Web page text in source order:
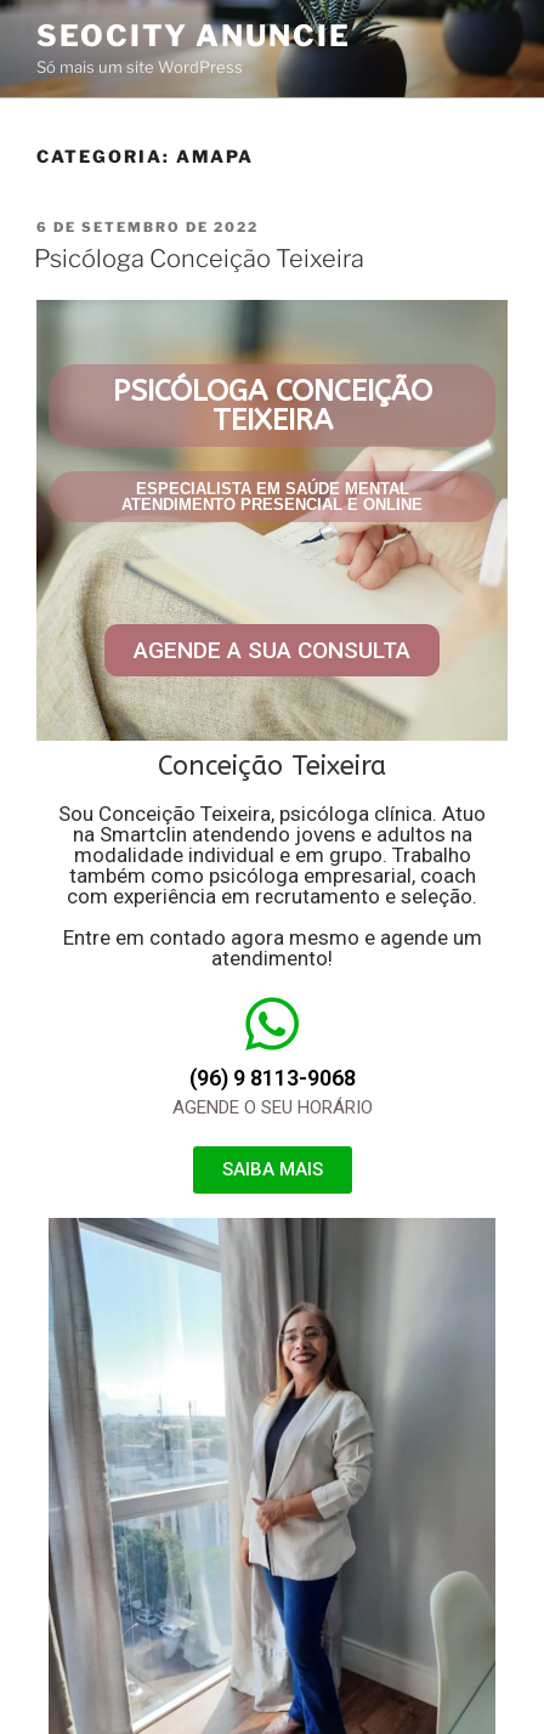
SEOCITY ANUNCIE
Só mais um site WordPress
CATEGORIA: AMAPA
6 DE SETEMBRO DE 2022
Psicóloga Conceição Teixeira
PSICÓLOGA CONCEIÇÃO
TEIXEIRA
ESPECIALISTA EM SAÚDE MENTAL
ATENDIMENTO PRESENCIAL E ONLINE
AGENDE A SUA CONSULTA
Conceição Teixeira
Sou Conceição Teixeira, psicóloga clínica. Atuo
na Smartclin atendendo jovens e adultos na
modalidade individual e em grupo. Trabalho
também como psicóloga empresarial, coach
com experiência em recrutamento e seleção.
Entre em contado agora mesmo e agende um
atendimento!
(96) 9 8113-9068
AGENDE O SEU HORÁRIO
SAIBA MAIS